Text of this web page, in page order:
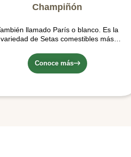
Champiñón
llamado París o blanco. Es la
variedad de Setas comestibles más
Conoce más